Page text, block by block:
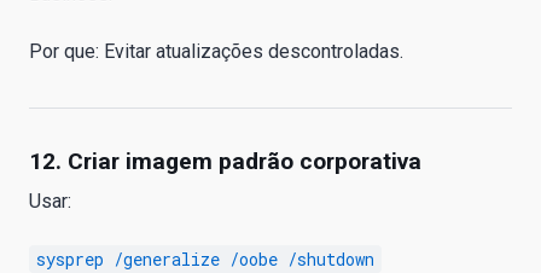
Por que: Evitar atualizações descontroladas.
12. Criar imagem padrão corporativa
Usar:
sysprep /generalize /oobe /shutdown